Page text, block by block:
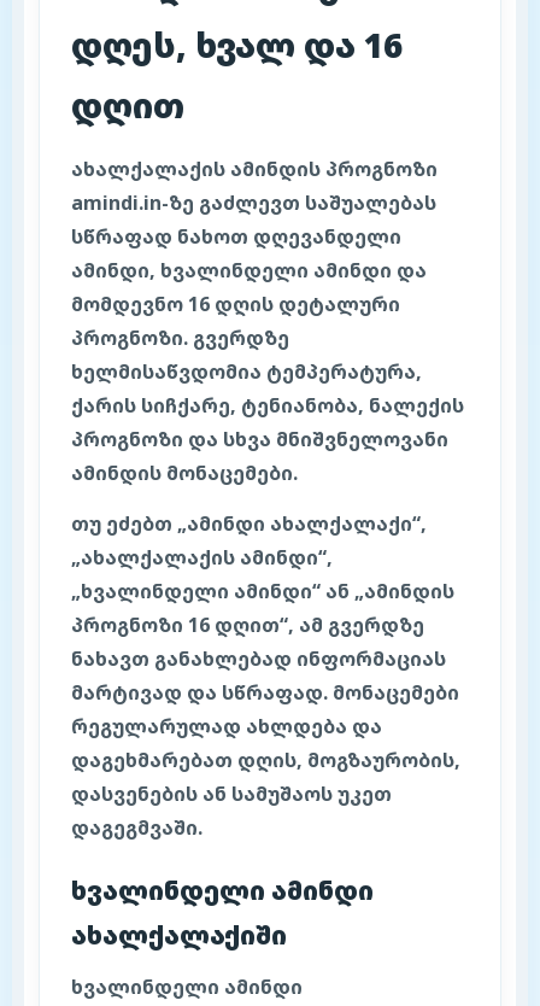
დღეს, ხვალ და 16
დღით
ახალქალაქის ამინდის პროგნოზი
amindi.in-ზე გაძლევთ საშუალებას
სწრაფად ნახოთ დღევანდელი
ამინდი, ხვალინდელი ამინდი და
მომდევნო 16 დღის დეტალური
პროგნოზი. გვერდზე
ხელმისაწვდომია ტემპერატურა,
ქარის სიჩქარე, ტენიანობა, ნალექის
პროგნოზი და სხვა მნიშვნელოვანი
ამინდის მონაცემები.
თუ ეძებთ „ამინდი ახალქალაქი“,
„ახალქალაქის ამინდი“,
„ხვალინდელი ამინდი“ ან „ამინდის
პროგნოზი 16 დღით“, ამ გვერდზე
ნახავთ განახლებად ინფორმაციას
მარტივად და სწრაფად. მონაცემები
რეგულარულად ახლდება და
დაგეხმარებათ დღის, მოგზაურობის,
დასვენების ან სამუშაოს უკეთ
დაგეგმვაში.
ხვალინდელი ამინდი
ახალქალაქიში
ხვალინდელი ამინდი